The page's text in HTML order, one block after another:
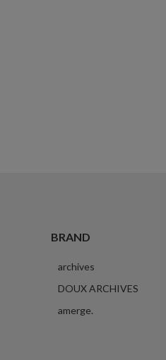
BRAND
archives
DOUX ARCHIVES
amerge.